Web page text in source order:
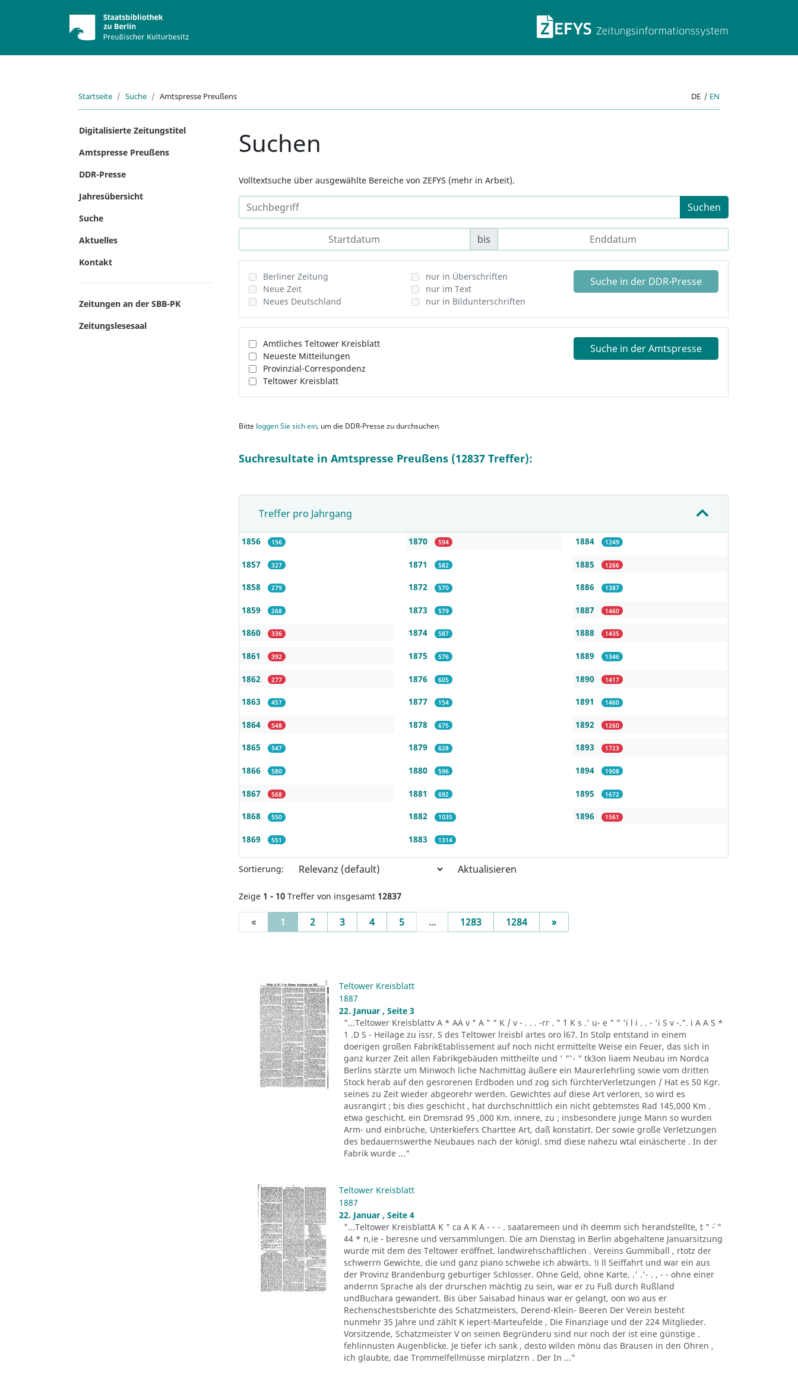
ZEFYS
Startseite Suche Amtspresse Preußens DE | EN
Digitalisierte Zeitungstitel
Amtspresse Preußens
DDR-Presse
Jahresübersicht
Suche
Aktuelles
Kontakt
Zeitungen an der SBB-PK
Zeitungslesesaal
Suchen
Volltextsuche über ausgewählte Bereiche von ZEFYS (mehr in Arbeit).
Suchen
bis
Berliner Zeitung
Neue Zeit
Neues Deutschland
nur in Überschriften
nur im Text
nur in Bildunterschriften
Suche in der DDR-Presse
Amtliches Teltower Kreisblatt
Neueste Mitteilungen
Provinzial-Correspondenz
Teltower Kreisblatt
Suche in der Amtspresse
Bitte loggen Sie sich ein, um die DDR-Presse zu durchsuchen
Suchresultate in Amtspresse Preußens (12837 Treffer):
Treffer pro Jahrgang
1856 156
1857 327
1858 279
1859 268
1860 336
1861 392
1862 277
1863 457
1864 548
1865 547
1866 580
1867 568
1868 550
1869 551
1870 594
1871 582
1872 570
1873 579
1874 587
1875 576
1876 605
1877 154
1878 675
1879 628
1880 596
1881 692
1882 1035
1883 1314
1884 1249
1885 1266
1886 1387
1887 1460
1888 1435
1889 1346
1890 1417
1891 1460
1892 1260
1893 1723
1894 1908
1895 1672
1896 1561
Sortierung: Aktualisieren
Zeige 1 - 10 Treffer von insgesamt 12837
« 1 (current)
2 3 4 5 ... 1283 1284 »Next
Teltower Kreisblatt
1887
22. Januar , Seite 3
"...Teltower Kreisblattv A * AA v " A " " K / v - . . . -rr . " ´1 K s .' u- e " " 'i l i . . - 'i S v -.". i A A S *
1 .D S - Heilage zu issr. S des Teltower lreisbl artes oro l67. In Stolp entstand in einem
doerigen großen FabrikEtablissement auf noch nicht ermittelte Weise ein Feuer, das sich in
ganz kurzer Zeit allen Fabrikgebäuden mittheilte und ' "'- " tk3on liaem Neubau im Nordca
Berlins stärzte um Minwoch liche Nachmittag äußere ein Maurerlehrling sowie vom dritten
Stock herab auf den gesrorenen Erdboden und zog sich fürchterVerletzungen / Hat es 50 Kgr.
seines zu Zeit wieder abgeorehr werden. Gewichtes auf diese Art verloren, so wird es
ausrangirt ; bis dies geschicht , hat durchschnittlich ein nicht gebtemstes Rad 145,000 Km .
etwa geschicht. ein Dremsrad 95 ,000 Km. innere, zu ; insbesondere junge Mann so wurden
Arm- und einbrüche, Unterkiefers Charttee Art, daß konstatirt. Der sowie große Verletzungen
des bedauernswerthe Neubaues nach der königl. smd diese nahezu wtal einäscherte . In der
Fabrik wurde ..."
Teltower Kreisblatt
1887
22. Januar , Seite 4
"...Teltower KreisblattA K " ca A K A - - - . saataremeen und ih deemm sich herandstellte, t " ´- "
44 * n,ie - beresne und versammlungen. Die am Dienstag in Berlin abgehaltene Januarsitzung
wurde mit dem des Teltower eröffnet. landwirehschaftlichen . Vereins Gummiball , rtotz der
schwerrn Gewichte, die und ganz piano schwebe ich abwärts. !i ll Seiffahrt und war ein aus
der Provinz Brandenburg geburtiger Schlosser. Ohne Geld, ohne Karte, .' .'- . , - - ohne einer
andernn Sprache als der drurschen mächtig zu sein, war er zu Fuß durch Rußland
undBuchara gewandert. Bis über Saisabad hinaus war er gelangt, oon wo aus er
Rechenschestsberichte des Schatzmeisters, Derend-Klein- Beeren Der Verein besteht
nunmehr 35 Jahre und zählt K iepert-Marteufelde , Die Finanziage und der 224 Mitglieder.
Vorsitzende, Schatzmeister V on seinen Begründeru sind nur noch der ist eine günstige .
fehlinnusten Augenblicke. Je tiefer ich sank , desto wilden mönu das Brausen in den Ohren ,
ich glaubte, dae Trommelfellmüsse mirplatzrn . Der In ..."